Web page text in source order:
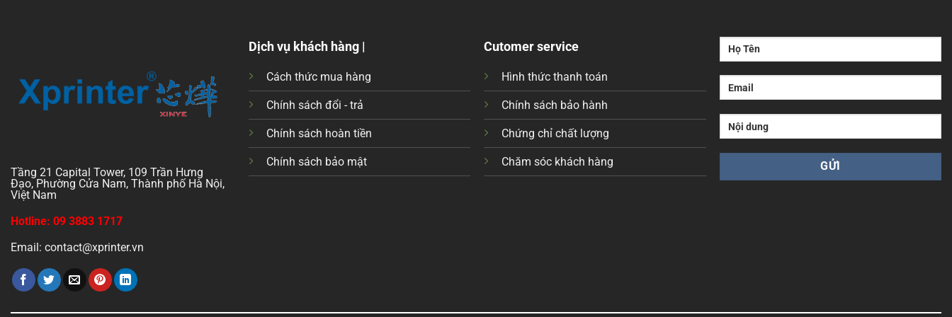
Tầng 21 Capital Tower, 109 Trần Hưng
Đạo, Phường Cửa Nam, Thành phố Hà Nội,
Việt Nam
Hotline: 09 3883 1717
Email: contact@xprinter.vn
Dịch vụ khách hàng |
Cách thức mua hàng
Chính sách đổi - trả
Chính sách hoàn tiền
Chính sách bảo mật
Cutomer service
Hình thức thanh toán
Chính sách bảo hành
Chứng chỉ chất lượng
Chăm sóc khách hàng